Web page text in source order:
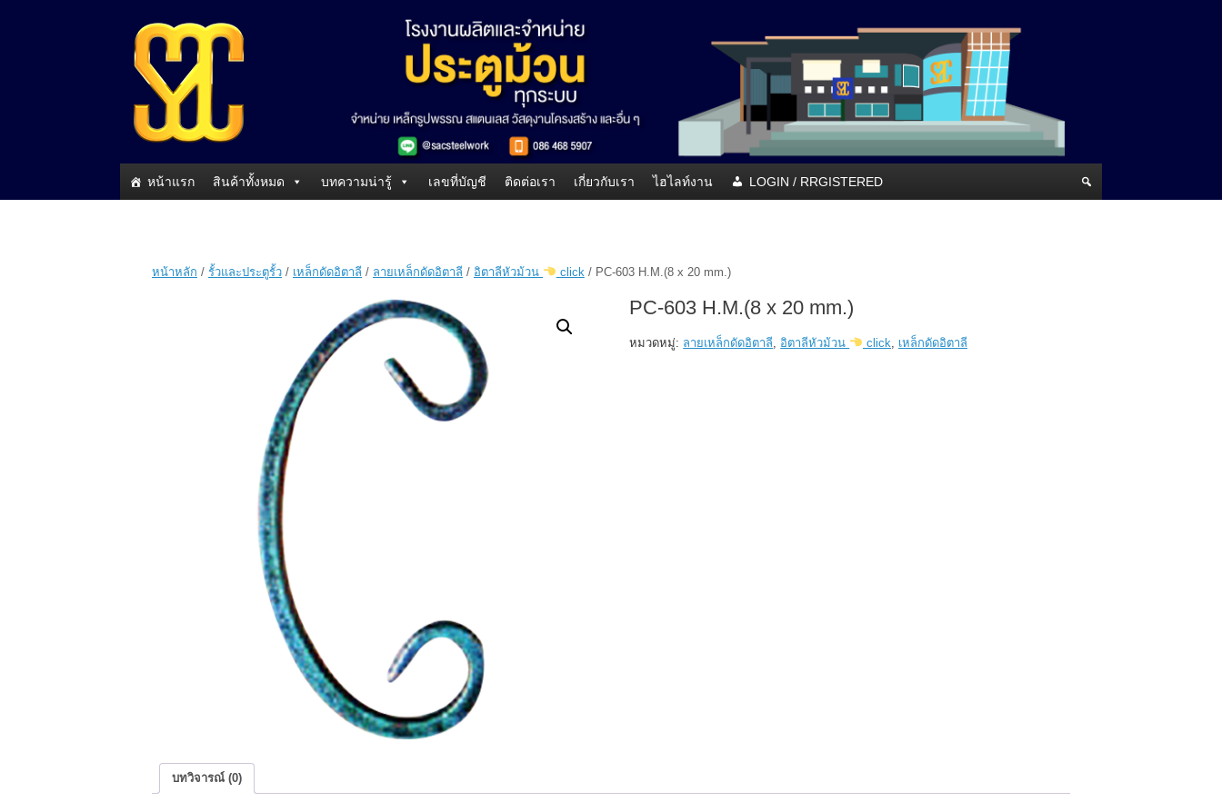
หน้าแรก สินค้าทั้งหมด บทความน่ารู้ เลขที่บัญชี ติดต่อเรา เกี่ยวกับเรา ไฮไลท์งาน LOGIN / RRGISTERED
หน้าหลัก / รั้วและประตูรั้ว / เหล็กดัดอิตาลี / ลายเหล็กดัดอิตาลี / อิตาลีหัวม้วน click/ PC-603 H.M.(8 x 20 mm.)
PC-603 H.M.(8 x 20 mm.)
หมวดหมู่: ลายเหล็กดัดอิตาลี, อิตาลีหัวม้วน click, เหล็กดัดอิตาลี
บทวิจารณ์ (0)